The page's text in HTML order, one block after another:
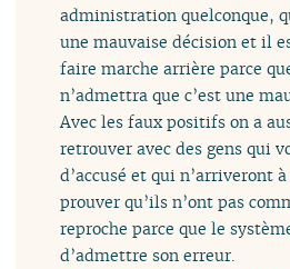
administration quelconque,
une mauvaise décision et il
faire marche arrière parce
n’admettra que c’est une
Avec les faux positifs on a
retrouver avec des gens qui
d’accusé et qui n’arriveront
prouver qu’ils n’ont pas
reproche parce que le
d’admettre son erreur.